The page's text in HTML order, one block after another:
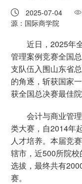
2025-07-04
源：国际商学院
近日，2025年
管理案例竞赛全国
支队伍入围山东省
的角逐，斩获国家
获全国总决赛最佳院
会计与商业管
类大赛，自2014年
人才培养。本届竞
辖市，近500所院
选拔，最终共有
赛。